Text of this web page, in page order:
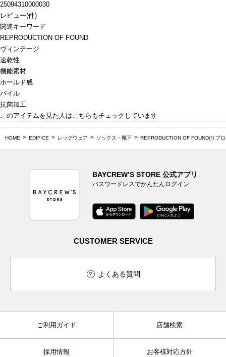
25094310000030
レビュー(件)
関連キーワード
REPRODUCTION OF FOUND
ヴィンテージ
速乾性
機能素材
ホールド感
パイル
抗菌加工
このアイテムを見た人はこちらもチェックしています
HOME EDIFICE レッグウェア ソックス・靴下 REPRODUCTION OF FOUND(リプ
BAYCREW’S STORE 公式アプリ
パスワードレスでかんたんログイン
CUSTOMER SERVICE
よくある質問
ご利用ガイド 店舗検索
採用情報 お客様対応方針